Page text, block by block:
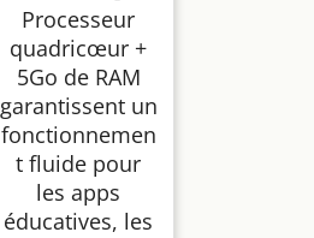
Processeur
quadricœur +
5Go de RAM
garantissent un
fonctionnemen
t fluide pour
les apps
éducatives, les